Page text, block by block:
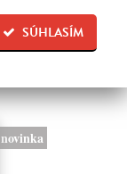
SÚHLASÍM
novinka